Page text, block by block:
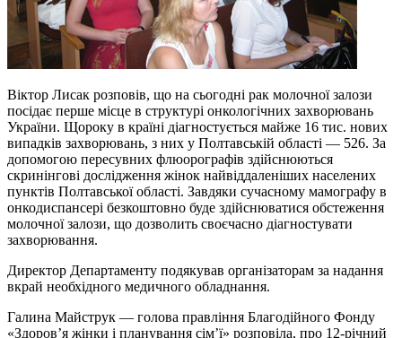
Віктор Лисак розповів, що на сьогодні рак молочної залози
посідає перше місце в структурі онкологічних захворювань
України. Щороку в країні діагностується майже 16 тис. нових
випадків захворювань, з них у Полтавській області — 526. За
допомогою пересувних флюорографів здійснюються
скринінгові дослідження жінок найвіддаленіших населених
пунктів Полтавської області. Завдяки сучасному мамографу в
онкодиспансері безкоштовно буде здійснюватися обстеження
молочної залози, що дозволить своєчасно діагностувати
захворювання.
Директор Департаменту подякував організаторам за надання
вкрай необхідного медичного обладнання.
Галина Майструк — голова правління Благодійного Фонду
«Здоров’я жінки і планування сім’ї» розповіла, про 12-річний